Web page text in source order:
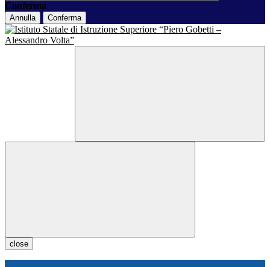
Conferma
Annulla Conferma
close